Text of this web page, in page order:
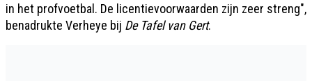
in het profvoetbal. De licentievoorwaarden zijn zeer streng",
benadrukte Verheye bij De Tafel van Gert.